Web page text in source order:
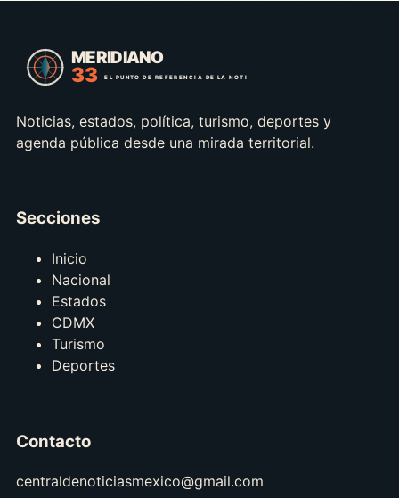
Noticias, estados, política, turismo, deportes y
agenda pública desde una mirada territorial.
Secciones
Inicio
Nacional
Estados
CDMX
Turismo
Deportes
Contacto
centraldenoticiasmexico@gmail.com